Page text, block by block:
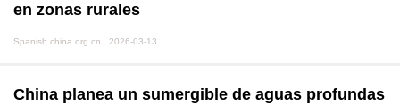
en zonas rurales
Spanish.china.org.cn 2026-03-13
China planea un sumergible de aguas profundas